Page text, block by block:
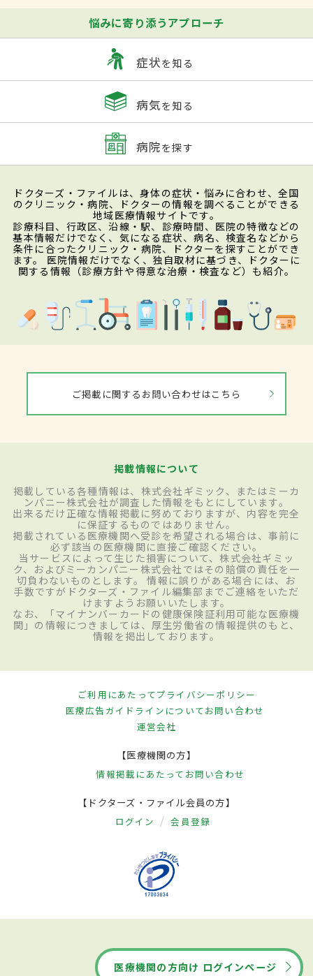
悩みに寄り添うアプローチ
症状を知る
病気を知る
病院を探す
ドクターズ・ファイルは、身体の症状・悩みに合わせ、全国
のクリニック・病院、ドクターの情報を調べることができる
地域医療情報サイトです。
診療科目、行政区、沿線・駅、診療時間、医院の特徴などの
基本情報だけでなく、気になる症状、病名、検査名などから
条件に合ったクリニック・病院、ドクターを探すことができ
ます。 医院情報だけでなく、独自取材に基づき、ドクターに
関する情報（診療方針や得意な治療・検査など）も紹介。
ご掲載に関するお問い合わせはこちら
掲載情報について
掲載している各種情報は、株式会社ギミック、またはミーカ
ンパニー株式会社が調査した情報をもとにしています。
出来るだけ正確な情報掲載に努めておりますが、内容を完全
に保証するものではありません。
掲載されている医療機関へ受診を希望される場合は、事前に
必ず該当の医療機関に直接ご確認ください。
当サービスによって生じた損害について、株式会社ギミッ
ク、およびミーカンパニー株式会社ではその賠償の責任を一
切負わないものとします。 情報に誤りがある場合には、お
手数ですがドクターズ・ファイル編集部までご連絡をいただ
けますようお願いいたします。
なお、「マイナンバーカードの健康保険証利用可能な医療機
関」の情報につきましては、厚生労働省の情報提供のもと、
情報を掲出しております。
ご利用にあたってプライバシーポリシー
医療広告ガイドラインについてお問い合わせ
運営会社
【医療機関の方】
情報掲載にあたって お問い合わせ
【ドクターズ・ファイル会員の方】
ログイン 会員登録
医療機関の方向け ログインページ